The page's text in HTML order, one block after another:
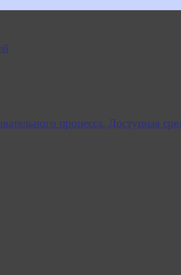
процесса. Доступная